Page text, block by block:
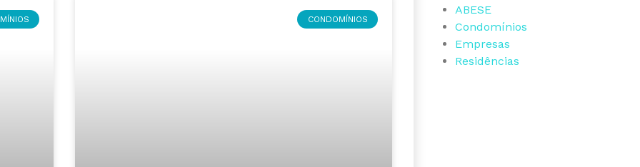
CONDOMÍNIOS
ABESE
Condomínios
Empresas
Residências